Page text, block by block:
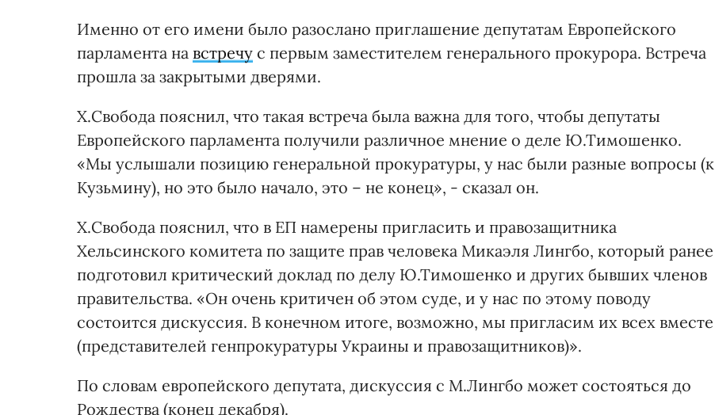
Именно от его имени было разослано приглашение депутатам Европейского
парламента на встречу с первым заместителем генерального прокурора. Встреча
прошла за закрытыми дверями.
Х.Свобода пояснил, что такая встреча была важна для того, чтобы депутаты
Европейского парламента получили различное мнение о деле Ю.Тимошенко.
«Мы услышали позицию генеральной прокуратуры, у нас были разные вопросы (к
Кузьмину), но это было начало, это – не конец», - сказал он.
Х.Свобода пояснил, что в ЕП намерены пригласить и правозащитника
Хельсинского комитета по защите прав человека Микаэля Лингбо, который ранее
подготовил критический доклад по делу Ю.Тимошенко и других бывших членов
правительства. «Он очень критичен об этом суде, и у нас по этому поводу
состоится дискуссия. В конечном итоге, возможно, мы пригласим их всех вместе
(представителей генпрокуратуры Украины и правозащитников)».
По словам европейского депутата, дискуссия с М.Лингбо может состояться до
Рождества (конец декабря).